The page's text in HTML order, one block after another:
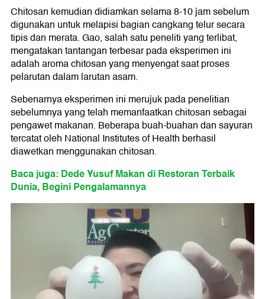
Chitosan kemudian didiamkan selama 8-10 jam sebelum
digunakan untuk melapisi bagian cangkang telur secara
tipis dan merata. Gao, salah satu peneliti yang terlibat,
mengatakan tantangan terbesar pada eksperimen ini
adalah aroma chitosan yang menyengat saat proses
pelarutan dalam larutan asam.
Sebenarnya eksperimen ini merujuk pada penelitian
sebelumnya yang telah memanfaatkan chitosan sebagai
pengawet makanan. Beberapa buah-buahan dan sayuran
tercatat oleh National Institutes of Health berhasil
diawetkan menggunakan chitosan.
Baca juga: Dede Yusuf Makan di Restoran Terbaik
Dunia, Begini Pengalamannya